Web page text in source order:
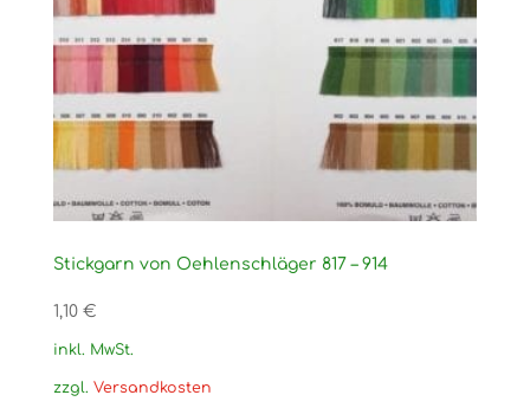
Stickgarn von Oehlenschläger 817 – 914
1,10 €
inkl. MwSt.
zzgl. Versandkosten